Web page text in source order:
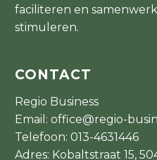
faciliteren en
stimuleren.
CONTACT
Regio Business
Email: office@regio-
Telefoon: 013-4631446
Adres: Kobaltstraat 15,